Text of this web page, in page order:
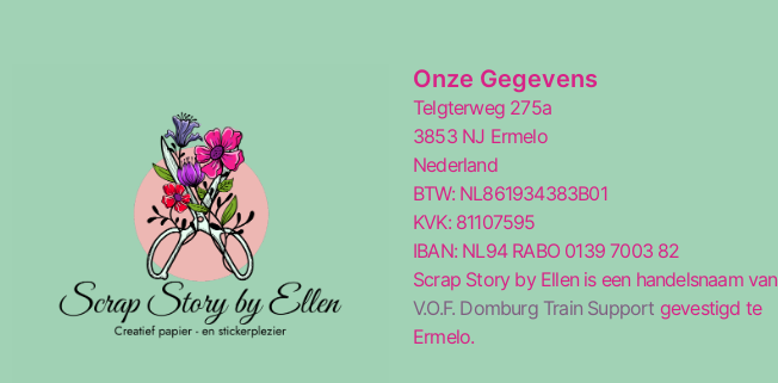
Onze Gegevens
Telgterweg 275a
3853 NJ Ermelo
Nederland
BTW: NL861934383B01
KVK: 81107595
IBAN: NL94 RABO 0139 7003 82
Scrap Story by Ellen is een handelsnaam van
V.O.F. Domburg Train Support gevestigd te
Ermelo.